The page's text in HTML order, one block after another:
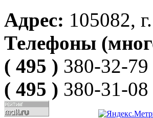
Адрес: 105082,
Телефоны
( 495 ) 380-32-79
( 495 ) 380-31-08